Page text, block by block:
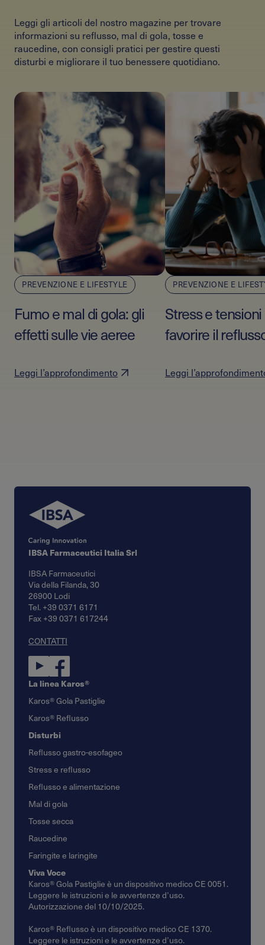
Leggi gli articoli del nostro magazine per trovare
informazioni su reflusso, mal di gola, tosse e
raucedine, con consigli pratici per gestire questi
disturbi e migliorare il tuo benessere quotidiano.
PREVENZIONE E LIFESTYLE
Fumo e mal di gola: gli
effetti sulle vie aeree
Leggi l’approfondimento
PREVENZIONE E
Stress e
favorire il
Leggi
IBSA Farmaceutici Italia Srl
IBSA Farmaceutici
Via della Filanda, 30
26900 Lodi
Tel. +39 0371 6171
Fax +39 0371 617244
CONTATTI
La linea Karos®
Karos® Gola Pastiglie
Karos® Reflusso
Disturbi
Reflusso gastro-esofageo
Stress e reflusso
Reflusso e alimentazione
Mal di gola
Tosse secca
Raucedine
Faringite e laringite
Viva Voce
Karos® Gola Pastiglie è un dispositivo medico CE 0051.
Leggere le istruzioni e le avvertenze d’uso.
Autorizzazione del 10/10/2025.
Karos® Reflusso è un dispositivo medico CE 1370.
Leggere le istruzioni e le avvertenze d’uso.